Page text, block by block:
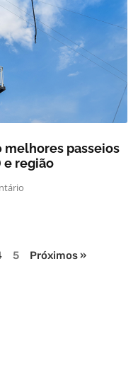
melhores passeios
e região
5 Próximos »